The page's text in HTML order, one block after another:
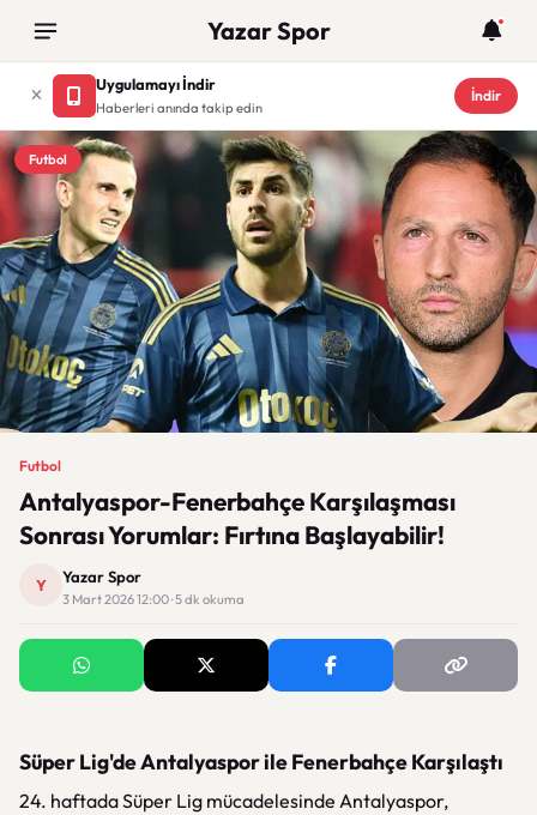
Yazar Spor
Uygulamayı İndir
Haberleri anında takip edin
İndir
Futbol
Futbol
Antalyaspor-Fenerbahçe Karşılaşması
Sonrası Yorumlar: Fırtına Başlayabilir!
Y Yazar Spor
3 Mart 2026 12:00 · 5 dk okuma
Süper Lig'de Antalyaspor ile Fenerbahçe Karşılaştı
24. haftada Süper Lig mücadelesinde Antalyaspor,